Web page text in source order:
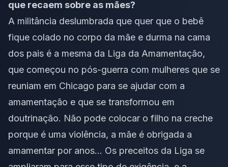
que recaem sobre as mães?
A militância deslumbrada que quer que o bebê
fique colado no corpo da mãe e durma na cama
dos pais é a mesma da Liga da Amamentação,
que começou no pós-guerra com mulheres que se
reuniam em Chicago para se ajudar com a
amamentação e que se transformou em
doutrinação. Não pode colocar o filho na creche
porque é uma violência, a mãe é obrigada a
amamentar por anos… Os preceitos da Liga se